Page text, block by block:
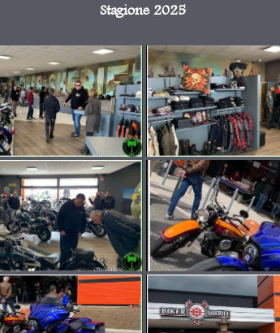
Stagione 2025